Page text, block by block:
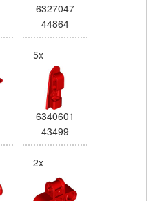
6327047
44864
5x
6340601
43499
2x